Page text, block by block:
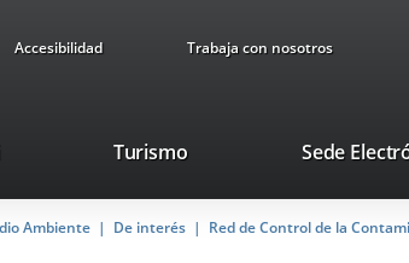
Accesibilidad Trabaja con nosotros
TurismoThis
will
open
Sede
Ambiente De interés
Red de Control de la